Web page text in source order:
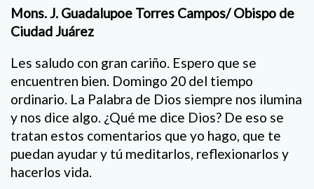
Mons. J. Guadalupoe Torres Campos/ Obispo de
Ciudad Juárez
Les saludo con gran cariño. Espero que se
encuentren bien. Domingo 20 del tiempo
ordinario. La Palabra de Dios siempre nos ilumina
y nos dice algo. ¿Qué me dice Dios? De eso se
tratan estos comentarios que yo hago, que te
puedan ayudar y tú meditarlos, reflexionarlos y
hacerlos vida.